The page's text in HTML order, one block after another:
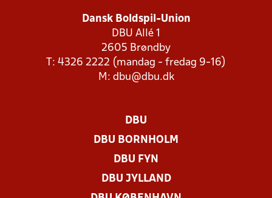
Dansk Boldspil-Union
DBU Allé 1
2605 Brøndby
T: 4326 2222 (mandag - fredag 9-16)
M: dbu@dbu.dk
DBU
DBU BORNHOLM
DBU FYN
DBU JYLLAND